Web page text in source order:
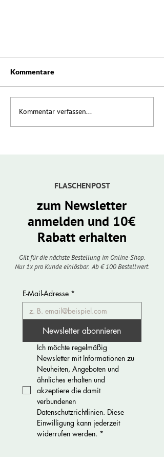
Kommentare
Kommentar verfassen...
FLASCHENPOST
zum Newsletter
anmelden und 10€
Rabatt erhalten
Gilt für die nächste Bestellung im Online-Shop.
Nur 1x pro Kunde einlösbar. Ab € 100 Bestellwert.
E-Mail-Adresse *
Newsletter abonnieren
Ich möchte regelmäßig
Newsletter mit Informationen zu
Neuheiten, Angeboten und
ähnliches erhalten und
akzeptiere die damit
verbundenen
Datenschutzrichtlinien. Diese
Einwilligung kann jederzeit
widerrufen werden. *